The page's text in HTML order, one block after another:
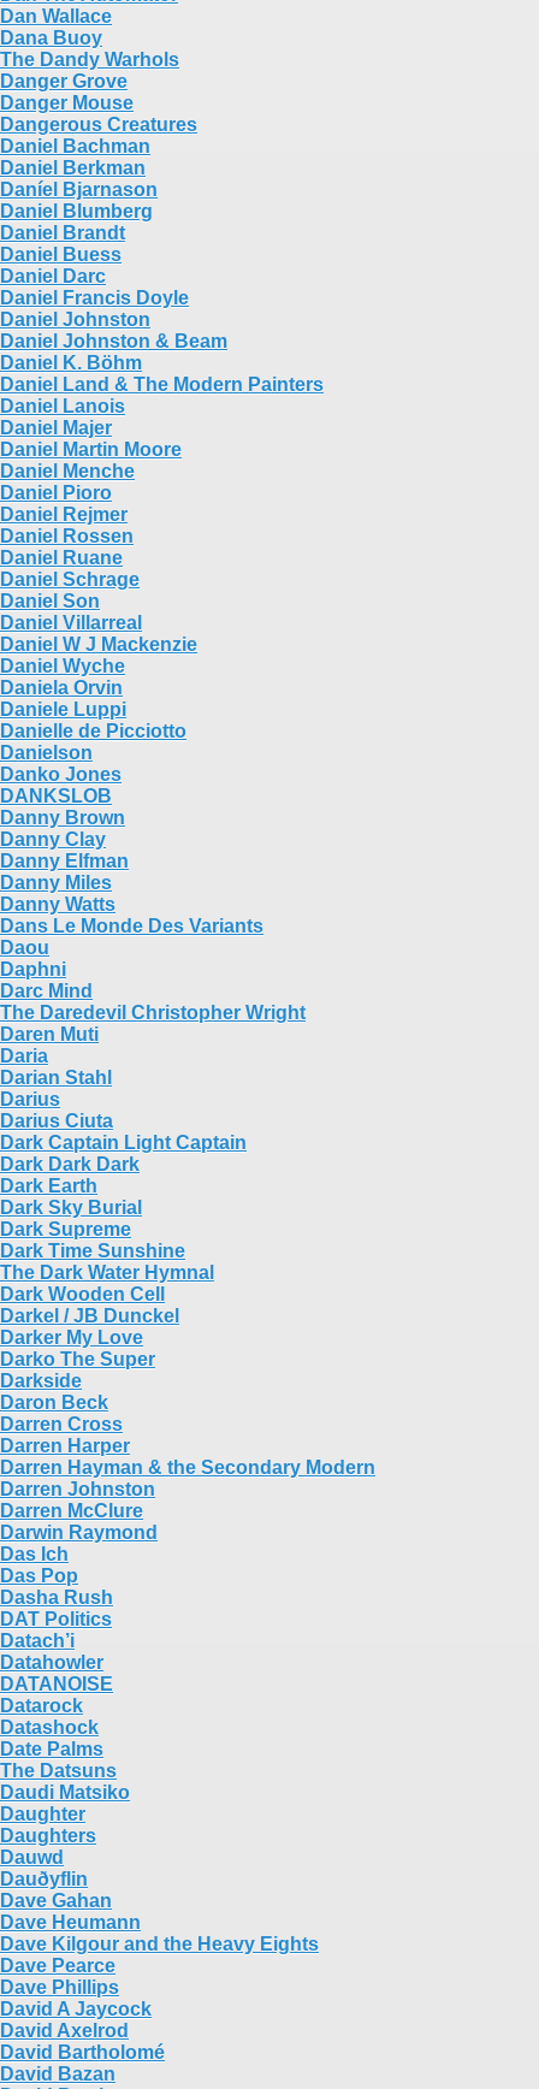
Dan Wallace
Dana Buoy
The Dandy Warhols
Danger Grove
Danger Mouse
Dangerous Creatures
Daniel Bachman
Daniel Berkman
Daníel Bjarnason
Daniel Blumberg
Daniel Brandt
Daniel Buess
Daniel Darc
Daniel Francis Doyle
Daniel Johnston
Daniel Johnston & Beam
Daniel K. Böhm
Daniel Land & The Modern Painters
Daniel Lanois
Daniel Majer
Daniel Martin Moore
Daniel Menche
Daniel Pioro
Daniel Rejmer
Daniel Rossen
Daniel Ruane
Daniel Schrage
Daniel Son
Daniel Villarreal
Daniel W J Mackenzie
Daniel Wyche
Daniela Orvin
Daniele Luppi
Danielle de Picciotto
Danielson
Danko Jones
DANKSLOB
Danny Brown
Danny Clay
Danny Elfman
Danny Miles
Danny Watts
Dans Le Monde Des Variants
Daou
Daphni
Darc Mind
The Daredevil Christopher Wright
Daren Muti
Daria
Darian Stahl
Darius
Darius Ciuta
Dark Captain Light Captain
Dark Dark Dark
Dark Earth
Dark Sky Burial
Dark Supreme
Dark Time Sunshine
The Dark Water Hymnal
Dark Wooden Cell
Darkel / JB Dunckel
Darker My Love
Darko The Super
Darkside
Daron Beck
Darren Cross
Darren Harper
Darren Hayman & the Secondary Modern
Darren Johnston
Darren McClure
Darwin Raymond
Das Ich
Das Pop
Dasha Rush
DAT Politics
Datach’i
Datahowler
DATANOISE
Datarock
Datashock
Date Palms
The Datsuns
Daudi Matsiko
Daughter
Daughters
Dauwd
Dauðyflin
Dave Gahan
Dave Heumann
Dave Kilgour and the Heavy Eights
Dave Pearce
Dave Phillips
David A Jaycock
David Axelrod
David Bartholomé
David Bazan